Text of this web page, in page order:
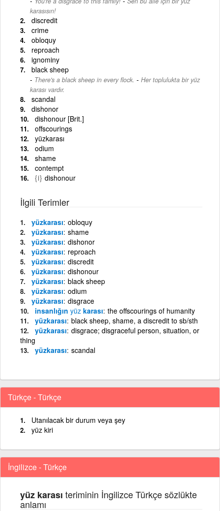
karasısın!
discredit
crime
obloquy
reproach
ignominy
black sheep
There's a black sheep in every flock. - Her toplulukta bir yüz
karası vardır.
scandal
dishonor
dishonour [Brit.]
offscourings
yüzkarası
odium
shame
contempt
{i} dishonour
İlgili Terimler
yüzkarası obloquy
yüzkarası shame
yüzkarası dishonor
yüzkarası reproach
yüzkarası discredit
yüzkarası dishonour
yüzkarası black sheep
yüzkarası odium
yüzkarası disgrace
insanlığın yüz karası the offscourings of humanity
yüzkarası black sheep, shame, a discredit to sb/sth
yüzkarası disgrace; disgraceful person, situation, or
thing
yüzkarası scandal
Türkçe - Türkçe
Utanılacak bir durum veya şey
yüz kiri
İngilizce - Türkçe
yüz karası teriminin İngilizce Türkçe sözlükte
anlamı